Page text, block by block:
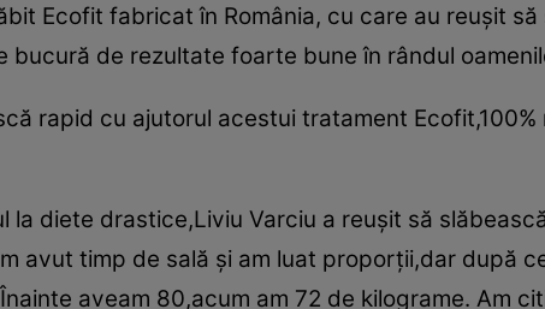
Ecofit fabricat în România, cu care au reuşit
bucură de rezultate foarte bune în rândul
rapid cu ajutorul acestui tratament
la diete drastice,Liviu Varciu a reuşit să
avut timp de sală şi am luat proporţii,dar după
aveam 80,acum am 72 de kilograme. Am